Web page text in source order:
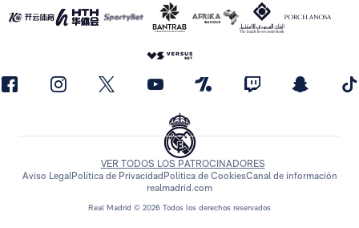
Real Madrid © 2026 Todos los derechos reservados
VER TODOS LOS PATROCINADORES
Aviso LegalPolítica de Privacidad Política de CookiesCanal de información
realmadrid.com